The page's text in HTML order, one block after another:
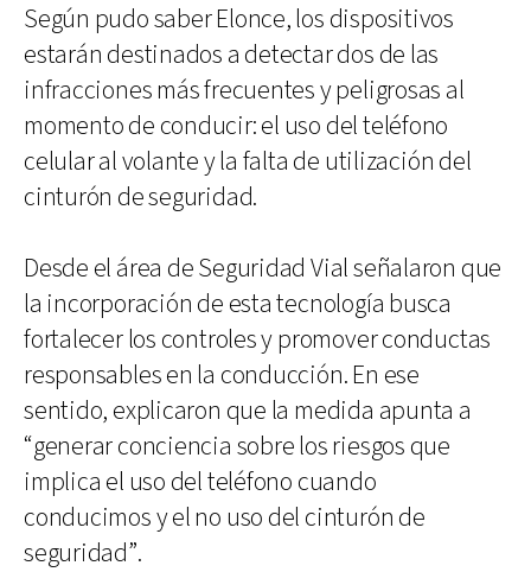
Según pudo saber Elonce, los dispositivos
estarán destinados a detectar dos de las
infracciones más frecuentes y peligrosas al
momento de conducir: el uso del teléfono
celular al volante y la falta de utilización del
cinturón de seguridad.
Desde el área de Seguridad Vial señalaron que
la incorporación de esta tecnología busca
fortalecer los controles y promover conductas
responsables en la conducción. En ese
sentido, explicaron que la medida apunta a
“generar conciencia sobre los riesgos que
implica el uso del teléfono cuando
conducimos y el no uso del cinturón de
seguridad”.